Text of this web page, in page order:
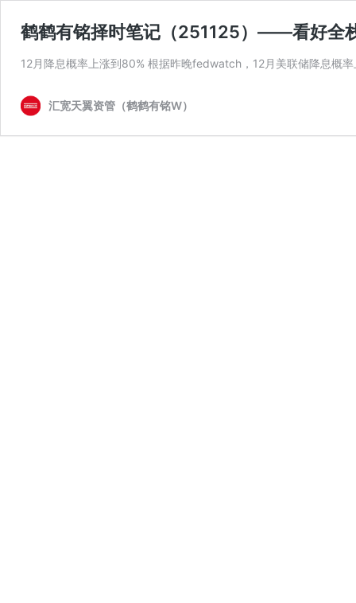
鹤鹤有铭择时笔记（251125）——看好全
12月降息概率上涨到80% 根据昨晚fedwatch，12月美联储降息概
汇宽天翼资管（鹤鹤有铭W）